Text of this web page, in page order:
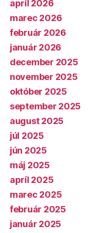
apríl 2026
marec 2026
február 2026
január 2026
december 2025
november 2025
október 2025
september 2025
august 2025
júl 2025
jún 2025
máj 2025
apríl 2025
marec 2025
február 2025
január 2025